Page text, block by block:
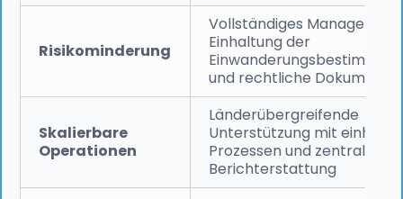
Risikominderung
Vollständiges
Einhaltung der
und rechtliche
Skalierbare
Operationen
Länderübergreifende
Unterstützung mit
Prozessen und zentraler
Berichterstattung